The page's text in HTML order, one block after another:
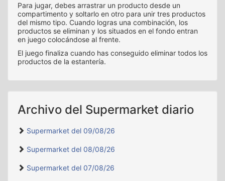
Para jugar, debes arrastrar un producto desde un
compartimento y soltarlo en otro para unir tres productos
del mismo tipo. Cuando logras una combinación, los
productos se eliminan y los situados en el fondo entran
en juego colocándose al frente.
El juego finaliza cuando has conseguido eliminar todos los
productos de la estantería.
Archivo del Supermarket diario
Supermarket del 09/08/26
Supermarket del 08/08/26
Supermarket del 07/08/26
‹ ›